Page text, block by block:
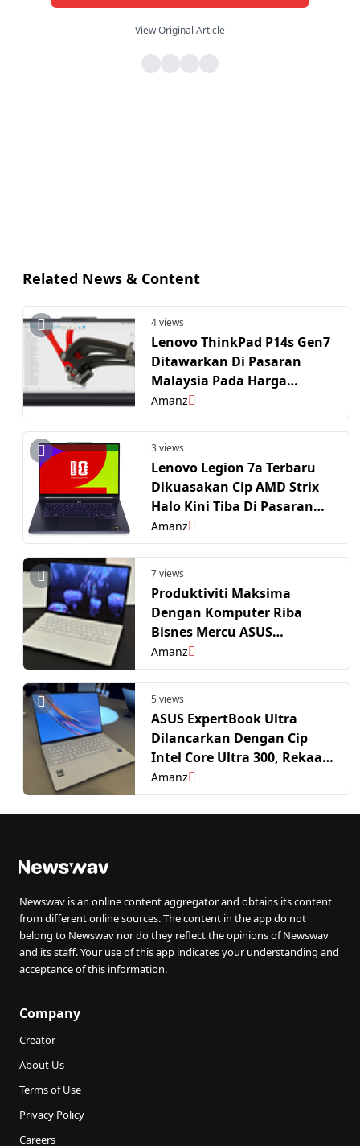
View Original Article
Related News & Content
4 views
Lenovo ThinkPad P14s Gen7
Ditawarkan Di Pasaran
Malaysia Pada Harga
Permulaan RM6199
Amanz
3 views
Lenovo Legion 7a Terbaru
Dikuasakan Cip AMD Strix
Halo Kini Tiba Di Pasaran
Tempatan
Amanz
7 views
Produktiviti Maksima
Dengan Komputer Riba
Bisnes Mercu ASUS
ExpertBook Ultra
Amanz
5 views
ASUS ExpertBook Ultra
Dilancarkan Dengan Cip
Intel Core Ultra 300, Rekaan
Nipis Dan Tahan Lasak
Amanz
Newswav is an online content aggregator and obtains its content
from different online sources. The content in the app do not
belong to Newswav nor do they reflect the opinions of Newswav
and its staff. Your use of this app indicates your understanding and
acceptance of this information.
Company
Creator
About Us
Terms of Use
Privacy Policy
Careers